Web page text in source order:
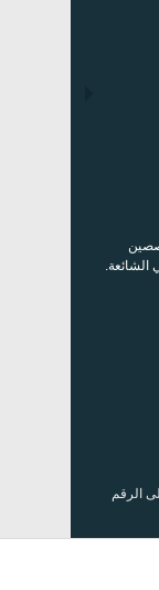
الشائعة.
على الرقم